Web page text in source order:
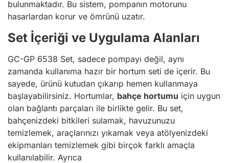
bulunmaktadır. Bu sistem, pompanın motorunu
hasarlardan korur ve ömrünü uzatır.
Set İçeriği ve Uygulama Alanları
GC-GP 6538 Set, sadece pompayı değil, aynı
zamanda kullanıma hazır bir hortum seti de içerir. Bu
sayede, ürünü kutudan çıkarıp hemen kullanmaya
başlayabilirsiniz. Hortumlar, bahçe hortumu için uygun
olan bağlantı parçaları ile birlikte gelir. Bu set,
bahçenizdeki bitkileri sulamak, havuzunuzu
temizlemek, araçlarınızı yıkamak veya atölyenizdeki
ekipmanları temizlemek gibi birçok farklı amaçla
kullanılabilir. Ayrıca